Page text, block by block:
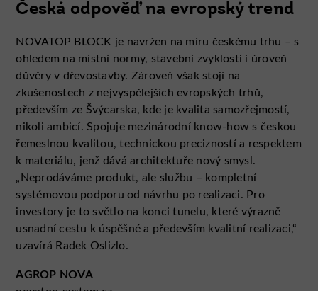
Česká odpověď na evropský trend
NOVATOP BLOCK je navržen na míru českému trhu – s
ohledem na místní normy, stavební zvyklosti i úroveň
důvěry v dřevostavby. Zároveň však stojí na
zkušenostech z nejvyspělejších evropských trhů,
především ze Švýcarska, kde je kvalita samozřejmostí,
nikoli ambicí. Spojuje mezinárodní know-how s českou
řemeslnou kvalitou, technickou precizností a respektem
k materiálu, jenž dává architektuře nový smysl.
„Neprodáváme produkt, ale službu – kompletní
systémovou podporu od návrhu po realizaci. Pro
investory je to světlo na konci tunelu, které výrazně
usnadní cestu k úspěšné a především kvalitní realizaci,“
uzavírá Radek Oslizlo.
AGROP NOVA